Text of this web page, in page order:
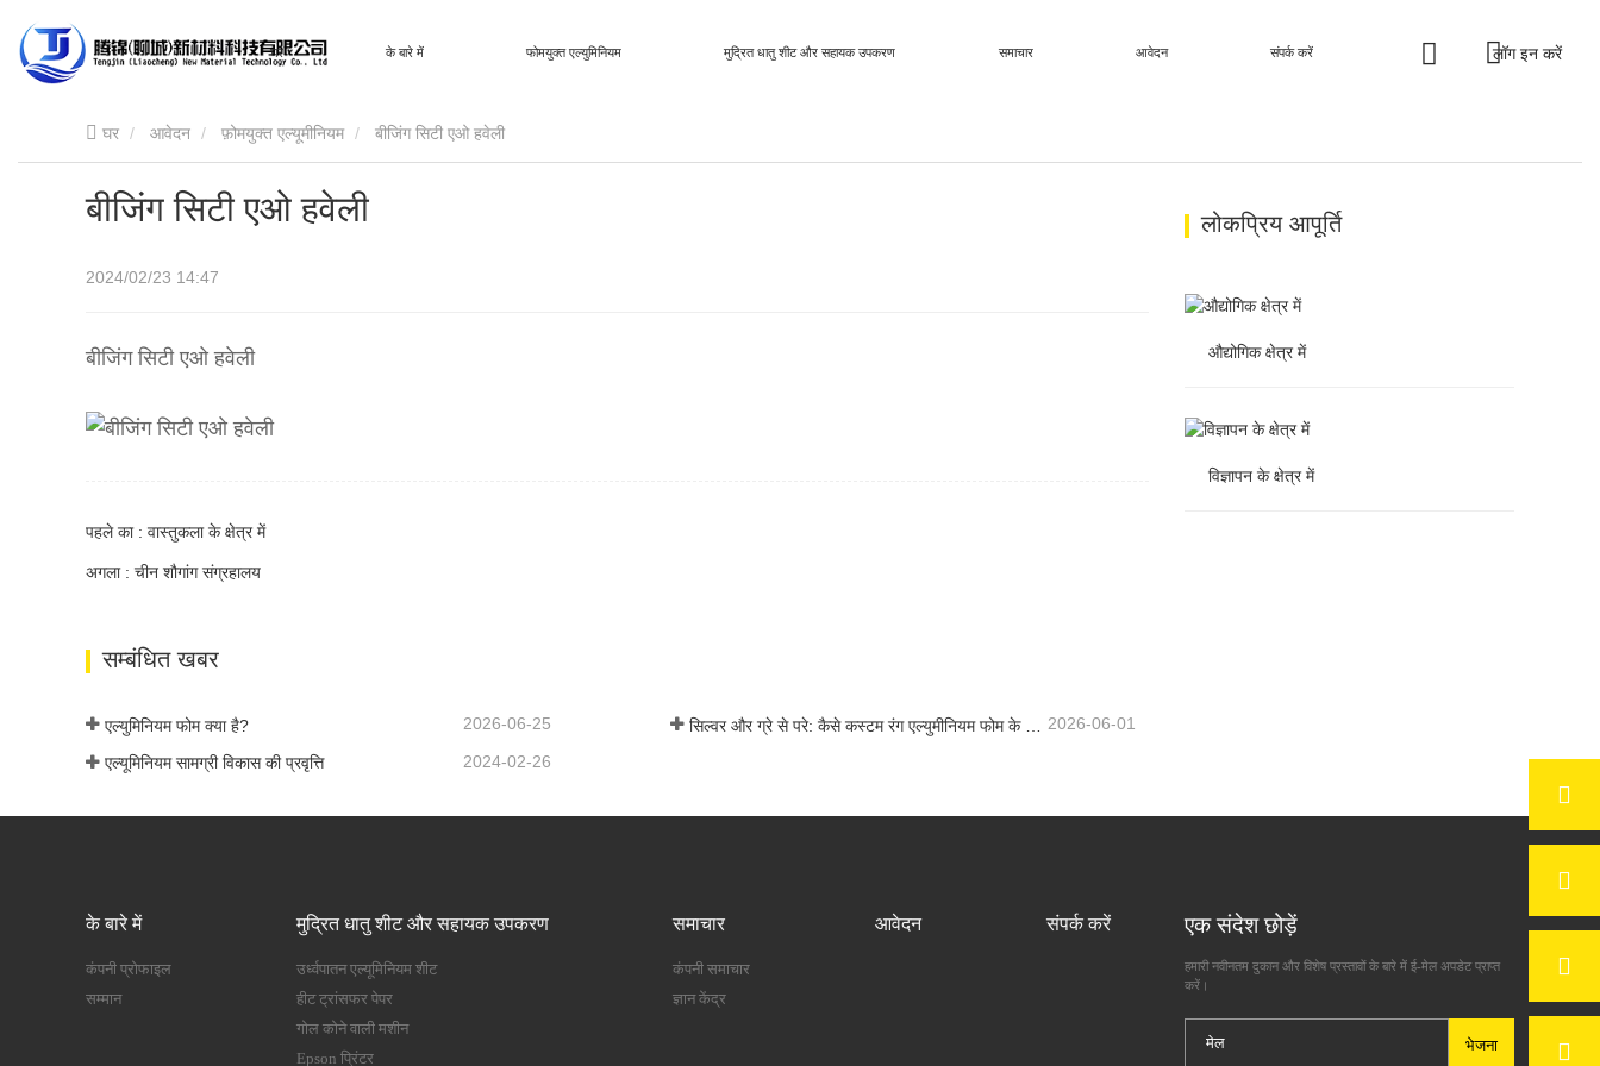
घर के बारे में फोमयुक्त एल्युमिनियम मुद्रित धातु शीट और सहायक उपकरण समाचार आवेदन संपर्क करें लॉग इन करें
घर आवेदन फ़ोमयुक्त एल्यूमीनियम बीजिंग सिटी एओ हवेली
बीजिंग सिटी एओ हवेली
2024/02/23 14:47
बीजिंग सिटी एओ हवेली
पहले का : वास्तुकला के क्षेत्र में
अगला : चीन शौगांग संग्रहालय
सम्बंधित खबर
एल्युमिनियम फोम क्या है? 2026-06-25 2026-06-01
एल्यूमिनियम सामग्री विकास की प्रवृत्ति 2024-02-26
लोकप्रिय आपूर्ति
औद्योगिक क्षेत्र में
औद्योगिक क्षेत्र में
विज्ञापन के क्षेत्र में
के बारे में
कंपनी प्रोफाइल
सम्मान
मुद्रित धातु शीट और सहायक उपकरण
उर्ध्वपातन एल्यूमिनियम शीट
हीट ट्रांसफर पेपर
गोल कोने वाली मशीन
Epson प्रिंटर
समाचार
कंपनी समाचार
ज्ञान केंद्र
आवेदन संपर्क करें एक संदेश छोड़ें
हमारी नवीनतम दुकान और विशेष प्रस्तावों के बारे में ई-मेल अपडेट प्राप्त
करें।
भेजना